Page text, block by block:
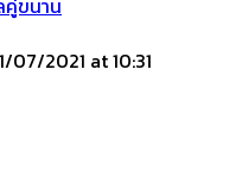
คู่ขนาน
07/2021 at 10:31